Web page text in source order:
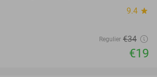
9.4 star
Regulier €34
€19